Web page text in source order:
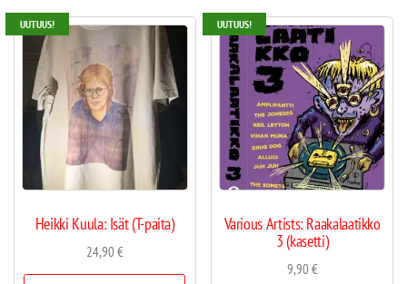
UUTUUS!
Heikki Kuula: Isät (T-paita)
24,90€
UUTUUS!
Various Artists: Raakalaatikko
3 (kasetti)
9,90€